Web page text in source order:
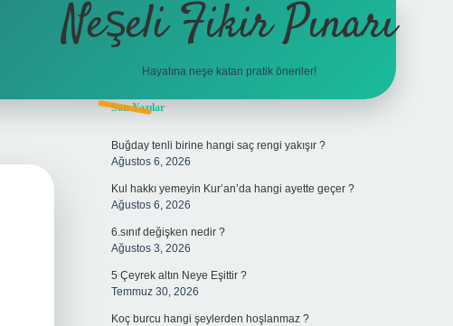
Neşeli Fikir Pınarı
Hayatına neşe katan pratik öneriler!
Sidebar
Son Yazılar
Buğday tenli birine hangi saç rengi yakışır ?
Ağustos 6, 2026
Kul hakkı yemeyin Kur’an’da hangi ayette geçer ?
Ağustos 6, 2026
6.sınıf değişken nedir ?
Ağustos 3, 2026
5 Çeyrek altın Neye Eşittir ?
Temmuz 30, 2026
Koç burcu hangi şeylerden hoşlanmaz ?